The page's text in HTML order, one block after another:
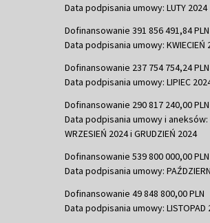
Data podpisania umowy: LUTY 2024
Dofinansowanie 391 856 491,84 PLN
Data podpisania umowy: KWIECIEŃ
Dofinansowanie 237 754 754,24 PLN
Data podpisania umowy: LIPIEC
Dofinansowanie 290 817 240,00 PLN
Data podpisania umowy i aneksów:
WRZESIEŃ 2024 i GRUDZIEŃ 2024
Dofinansowanie 539 800 000,00 PLN
Data podpisania umowy:
Dofinansowanie 49 848 800,00 PLN
Data podpisania umowy: LISTOPAD